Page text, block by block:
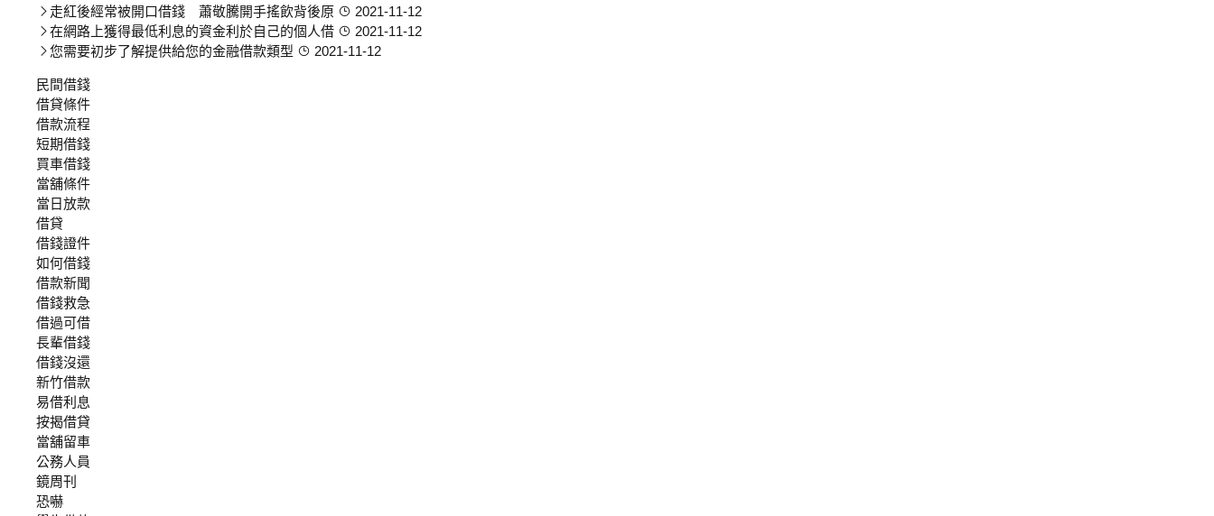
走紅後經常被開口借錢 蕭敬騰開手搖飲背後原
2021-11-12
在網路上獲得最低利息的資金利於自己的個人借
2021-11-12
您需要初步了解提供給您的金融借款類型
2021-11-12
民間借錢
借貸條件
借款流程
短期借錢
買車借錢
當舖條件
當日放款
借貸
借錢證件
如何借錢
借款新聞
借錢救急
借過可借
長輩借錢
借錢沒還
新竹借款
易借利息
按揭借貸
當舖留車
公務人員
鏡周刊
恐嚇